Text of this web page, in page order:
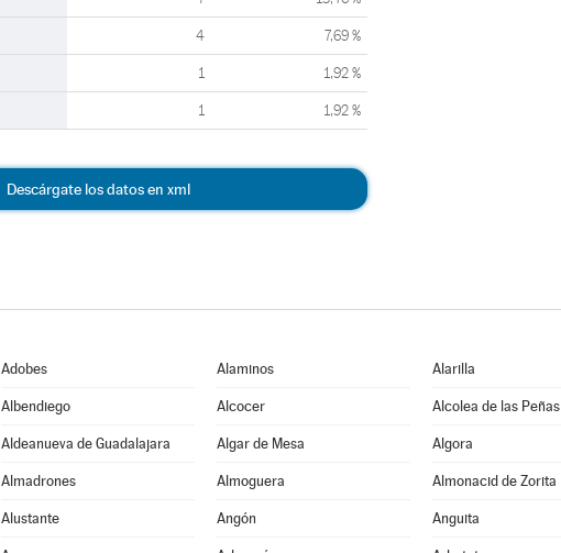
4 7,69 %
1 1,92 %
1 1,92 %
Descárgate los datos en xml
Adobes Alaminos Alarilla
Albendiego Alcocer Alcolea de las Peñas
Aldeanueva de Guadalajara Algar de Mesa Algora
Almadrones Almoguera Almonacid de Zorita
Alustante Angón Anguita